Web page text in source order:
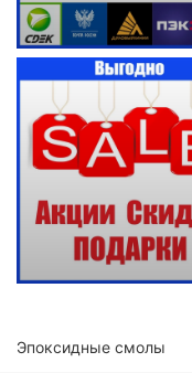
Эпоксидные смолы